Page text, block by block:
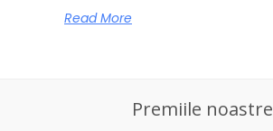
Read More
Premiile noastre